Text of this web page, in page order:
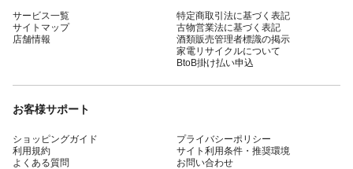
サービス一覧
サイトマップ
店舗情報
特定商取引法に基づく表記
古物営業法に基づく表記
酒類販売管理者標識の掲示
家電リサイクルについて
BtoB掛け払い申込
お客様サポート
ショッピングガイド
利用規約
よくある質問
プライバシーポリシー
サイト利用条件・推奨環境
お問い合わせ